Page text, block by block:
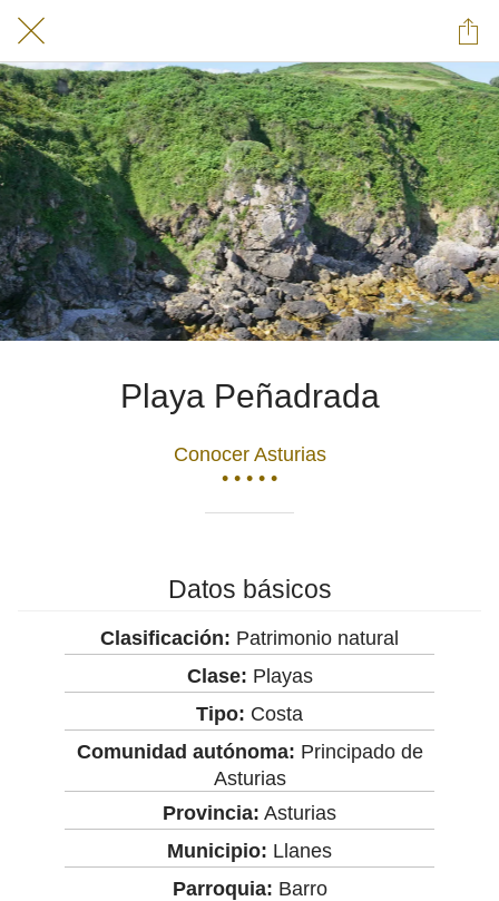
Playa Peñadrada
Conocer Asturias
• • • • •
Datos básicos
Clasificación: Patrimonio natural
Clase: Playas
Tipo: Costa
Comunidad autónoma: Principado de
Asturias
Provincia: Asturias
Municipio: Llanes
Parroquia: Barro